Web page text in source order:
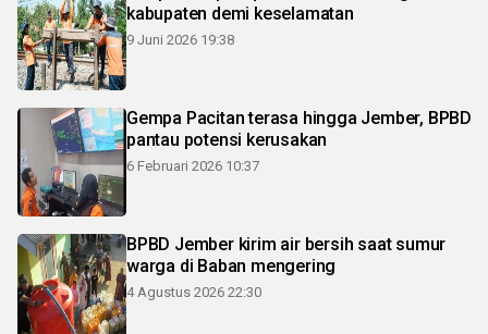
kabupaten demi keselamatan
9 Juni 2026 19:38
Gempa Pacitan terasa hingga Jember, BPBD
pantau potensi kerusakan
6 Februari 2026 10:37
BPBD Jember kirim air bersih saat sumur
warga di Baban mengering
4 Agustus 2026 22:30